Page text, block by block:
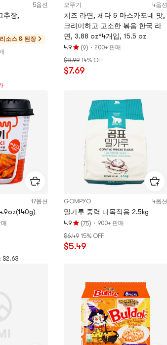
5옵션
추장,
소스 & 된장
오뚜기 4옵션
치즈 라면, 체다 & 마스카포네 맛,
크리미하고 고소한 볶음 한국 라
면, 3.88 oz*4개입, 15.5 oz
4.9
평
점
4.9
(9) · 200+ 판매
$8.99 14% OFF
$7.69
17옵션
$2.63
GOMPYO 4옵션
밀가루 중력 다목적용 2.5kg
4.9
평
점
4.9
(75) · 900+ 판매
$6.49 15% OFF
$5.49